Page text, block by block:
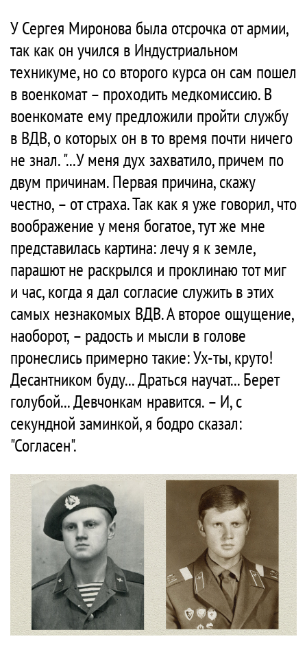
У Сергея Миронова была отсрочка от армии,
так как он учился в Индустриальном
техникуме, но со второго курса он сам пошел
в военкомат – проходить медкомиссию. В
военкомате ему предложили пройти службу
в ВДВ, о которых он в то время почти ничего
не знал. "...У меня дух захватило, причем по
двум причинам. Первая причина, скажу
честно, – от страха. Так как я уже говорил, что
воображение у меня богатое, тут же мне
представилась картина: лечу я к земле,
парашют не раскрылся и проклинаю тот миг
и час, когда я дал согласие служить в этих
самых незнакомых ВДВ. А второе ощущение,
наоборот, – радость и мысли в голове
пронеслись примерно такие: Ух-ты, круто!
Десантником буду... Драться научат... Берет
голубой... Девчонкам нравится. – И, с
секундной заминкой, я бодро сказал:
"Согласен".